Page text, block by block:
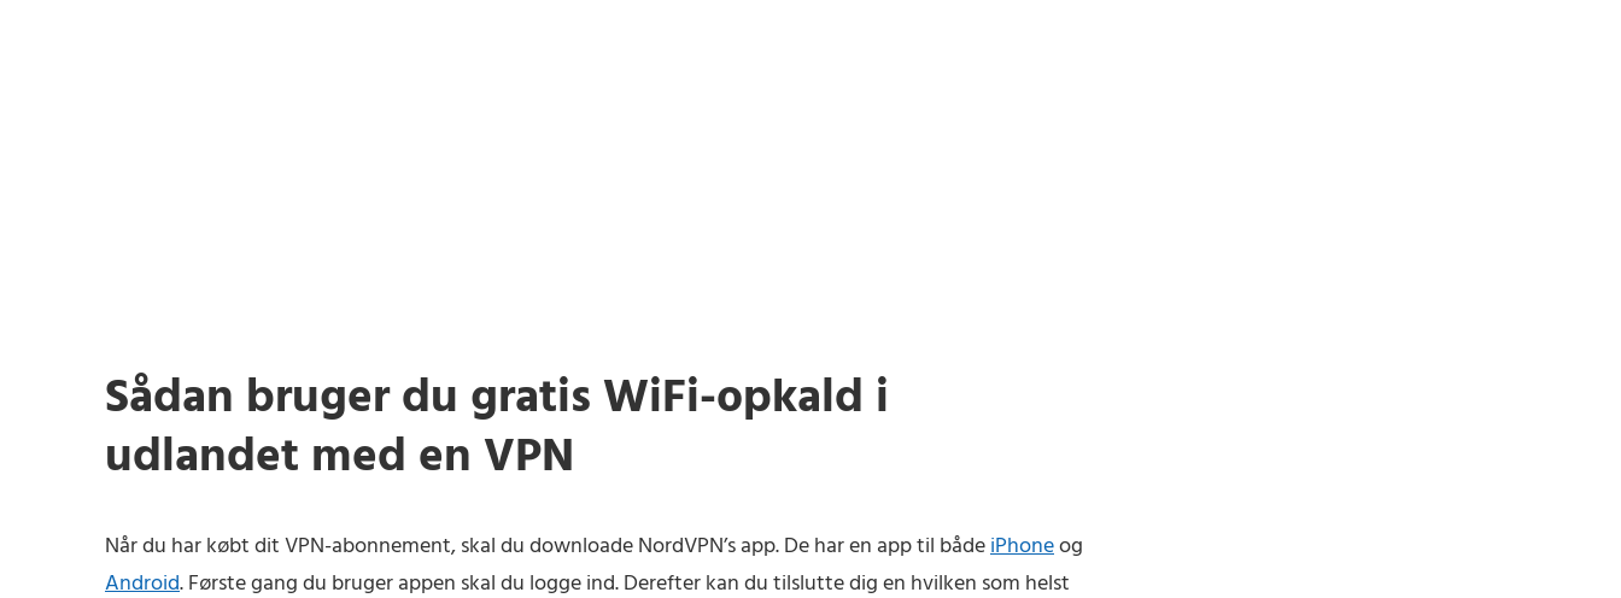
Sådan bruger du gratis WiFi-opkald i
udlandet med en VPN
Når du har købt dit VPN-abonnement, skal du downloade NordVPN’s app. De har en app til bådeiPhoneog
Android. Første gang du bruger appen skal du logge ind. Derefter kan du tilslutte dig en hvilken som helst